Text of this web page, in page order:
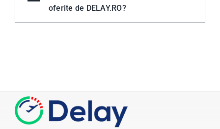
oferite de DELAY.RO?